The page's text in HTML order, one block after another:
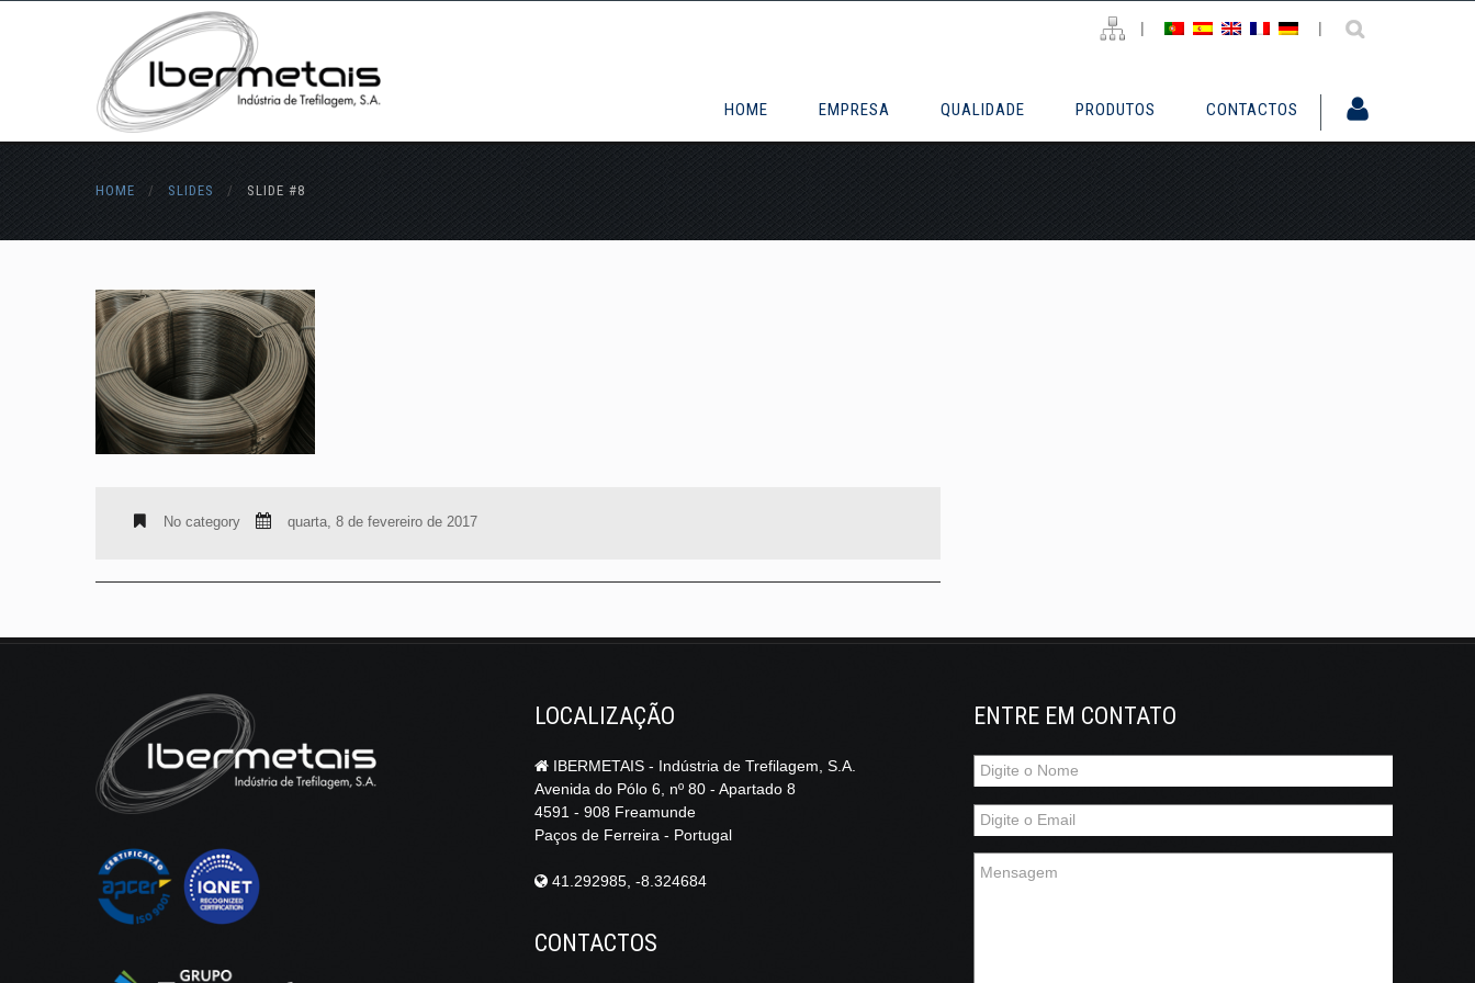
| |
HOME EMPRESA QUALIDADE PRODUTOS CONTACTOS
HOME / SLIDES / SLIDE #8
No category quarta, 8 de fevereiro de 2017
LOCALIZAÇÃO
IBERMETAIS - Indústria de Trefilagem, S.A.
Avenida do Pólo 6, nº 80 - Apartado 8
4591 - 908 Freamunde
Paços de Ferreira - Portugal
41.292985, -8.324684
CONTACTOS
ENTRE EM CONTATO